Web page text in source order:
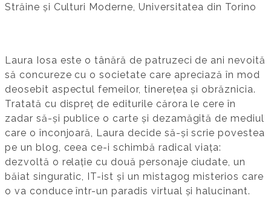
Străine și Culturi Moderne, Universitatea din Torino
Laura Iosa este o tânără de patruzeci de ani nevoită
să concureze cu o societate care apreciază în mod
deosebit aspectul femeilor, tinerețea și obrăznicia.
Tratată cu dispreț de editurile cărora le cere în
zadar să-și publice o carte și dezamăgită de mediul
care o înconjoară, Laura decide să-și scrie povestea
pe un blog, ceea ce-i schimbă radical viața:
dezvoltă o relație cu două personaje ciudate, un
băiat singuratic, IT-ist și un mistagog misterios care
o va conduce într-un paradis virtual și halucinant.